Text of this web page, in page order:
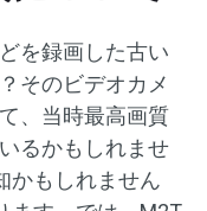
を録画した古い
そのビデオカメ
、当時最高画質
るかもしれませ
かもしれません